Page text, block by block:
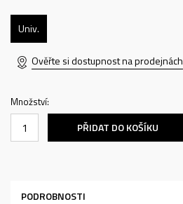
Univ.
Ověřte si dostupnost na prodejnách
Množství:
PŘIDAT DO KOŠÍKU
PODROBNOSTI